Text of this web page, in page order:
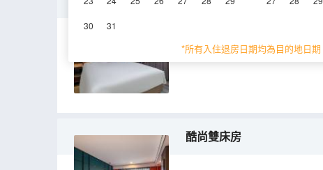
30 31
*所有入住退房日期均為目的地日期
50㎡ 5-10層 空調
酷尚雙床房